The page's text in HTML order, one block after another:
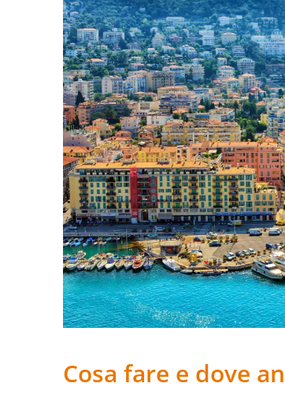
Cosa fare e dove